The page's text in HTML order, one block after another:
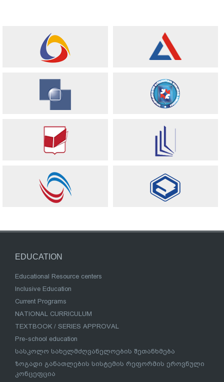
EDUCATION
Educational Resource centers
Inclusive Education
Current Programs
NATIONAL CURRICULUM
TEXTBOOK / SERIES APPROVAL
Pre-school education
სასკოლო სახელმძღვანელოების შეთანხმება
ზოგადი განათლების სისტემის რეფორმის ეროვნული
კონცეფცია